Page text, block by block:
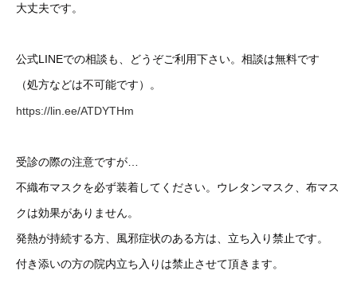
大丈夫です。
公式LINEでの相談も、どうぞご利用下さい。相談は無料です
（処方などは不可能です）。
https://lin.ee/ATDYTHm
受診の際の注意ですが…
不織布マスクを必ず装着してください。ウレタンマスク、布マス
クは効果がありません。
発熱が持続する方、風邪症状のある方は、立ち入り禁止です。
付き添いの方の院内立ち入りは禁止させて頂きます。